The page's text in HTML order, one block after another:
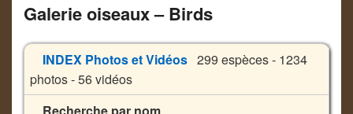
Galerie oiseaux – Birds
INDEX Photos et Vidéos 299 espèces - 1234
photos - 56 vidéos